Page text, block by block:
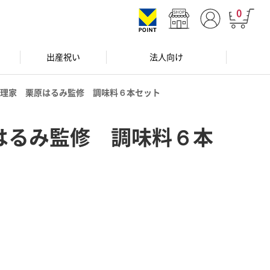
0
出産祝い 法人向け
家 栗原はるみ監修 調味料６本セット
み監修 調味料６本